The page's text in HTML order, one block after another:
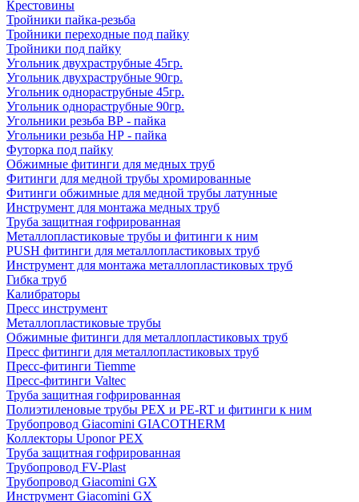
Крестовины
Тройники пайка-резьба
Тройники переходные под пайку
Тройники под пайку
Угольник двухраструбные 45гр.
Угольник двухраструбные 90гр.
Угольник однораструбные 45гр.
Угольник однораструбные 90гр.
Угольники резьба ВР - пайка
Угольники резьба НР - пайка
Футорка под пайку
Обжимные фитинги для медных труб
Фитинги для медной трубы хромированные
Фитинги обжимные для медной трубы латунные
Инструмент для монтажа медных труб
Труба защитная гофрированная
Металлопластиковые трубы и фитинги к ним
PUSH фитинги для металлопластиковых труб
Инструмент для монтажа металлопластиковых труб
Гибка труб
Калибраторы
Пресс инструмент
Металлопластиковые трубы
Обжимные фитинги для металлопластиковых труб
Пресс фитинги для металлопластиковых труб
Пресс-фитинги Tiemme
Пресс-фитинги Valtec
Труба защитная гофрированная
Полиэтиленовые трубы PEX и PE-RT и фитинги к ним
Трубопровод Giacomini GIACOTHERM
Коллекторы Uponor PEX
Труба защитная гофрированная
Трубопровод FV-Plast
Трубопровод Giacomini GX
Инструмент Giacomini GX